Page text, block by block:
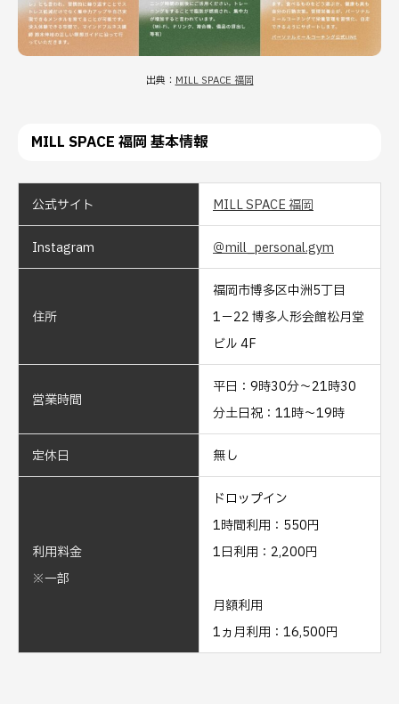
出典： MILL SPACE 福岡
MILL SPACE 福岡 基本情報
公式サイト MILL SPACE 福岡
Instagram ＠mill_personal.gym
住所
福岡市博多区中洲5丁目
1−22 博多人形会館松月堂
ビル 4F
営業時間
平日：9時30分～21時30
分土日祝：11時～19時
定休日 無し
利用料金
※一部
ドロップイン
1時間利用：550円
1日利用：2,200円
月額利用
1ヵ月利用：16,500円